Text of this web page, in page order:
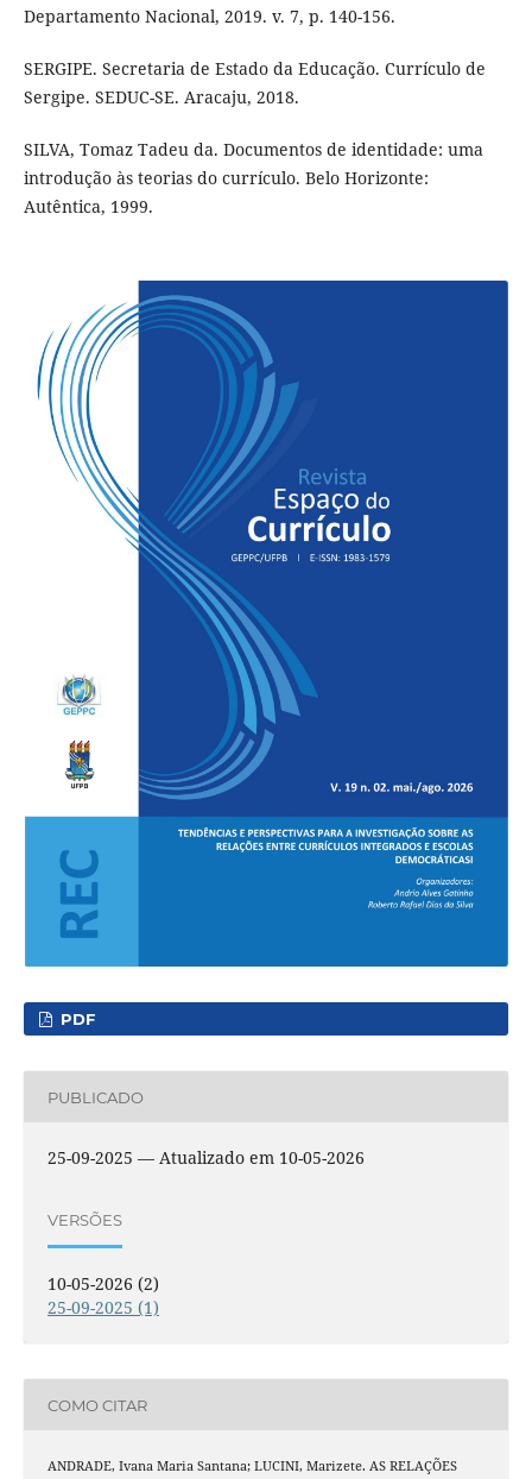
Departamento Nacional, 2019. v. 7, p. 140-156.
SERGIPE. Secretaria de Estado da Educação. Currículo de
Sergipe. SEDUC-SE. Aracaju, 2018.
SILVA, Tomaz Tadeu da. Documentos de identidade: uma
introdução às teorias do currículo. Belo Horizonte:
Autêntica, 1999.
PDF
PUBLICADO
25-09-2025 — Atualizado em 10-05-2026
VERSÕES
10-05-2026 (2)
25-09-2025 (1)
COMO CITAR
ANDRADE, Ivana Maria Santana; LUCINI, Marizete. AS RELAÇÕES